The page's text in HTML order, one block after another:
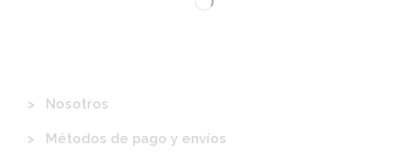
> Nosotros
> Métodos de pago y envíos